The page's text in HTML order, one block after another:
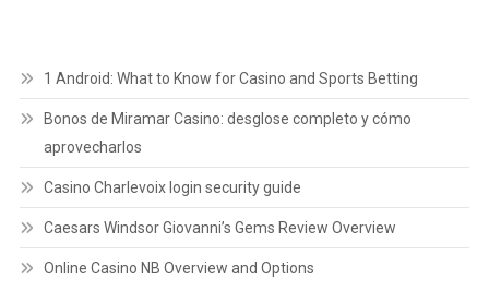
1 Android: What to Know for Casino and Sports Betting
Bonos de Miramar Casino: desglose completo y cómo
aprovecharlos
Casino Charlevoix login security guide
Caesars Windsor Giovanni’s Gems Review Overview
Online Casino NB Overview and Options